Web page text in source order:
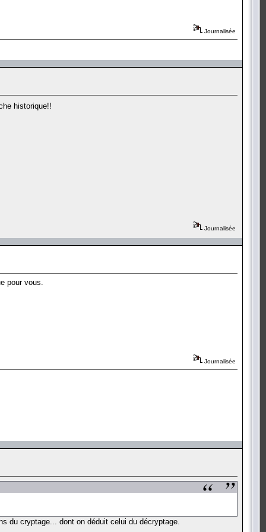
Journalisée
historique!!
Journalisée
pour vous.
Journalisée
du cryptage... dont on déduit celui du décryptage.